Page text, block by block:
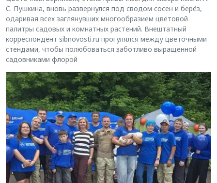
С. Пушкина, вновь развернулся под сводом сосен и берёз,
одаривая всех заглянувших многообразием цветовой
палитры садовых и комнатных растений. Внештатный
корреспондент sibnovosti.ru прогулялся между цветочными
стендами, чтобы полюбоваться заботливо выращенной
садовниками флорой